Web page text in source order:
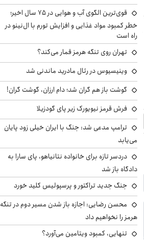
قوی‌ترین الگوی آب و هوایی در ۷۵ سال اخیر؛
خطر کمبود مواد غذایی و افزایش تورم با ال‌نینو در
راه است
تهران روی تنگه هرمز قمار می‌کند؟
وینیسیوس در رئال مادرید ماندنی شد
گوشت باز هم گران شد؛ دام ارزان، گوشت گران!
فرش قرمز نیویورک زیر پای گودزیلا
ترامپ مدعی شد: جنگ با ایران خیلی زود پایان
می‌یابد
دردسر تازه برای خانواده نتانیاهو، پای سارا به
دادگاه باز شد
جنگ جدید تراکتور و پرسپولیس کلید خورد
محسن رضایی: اجازه باز شدن مسیر دوم در تنگه
هرمز را نخواهیم داد
تنهایی، کمبود ویتامین می‌آورد؟